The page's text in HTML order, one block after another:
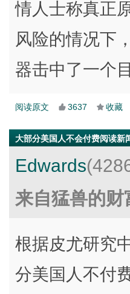
情人士称真正
风险的情况下
器击中了一个
阅读原文 3637 收藏
大部分美国人不会付费阅读新
Edwards
来自猛兽的财
根据皮尤研究
分美国人不付